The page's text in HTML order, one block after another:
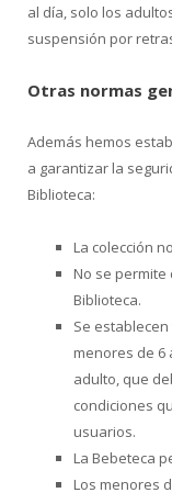
al día, solo los
suspensión por
Otras normas
Además hemos
a garantizar la
Biblioteca:
La colección
No se
Biblioteca.
Se
menores de 6
adulto, que
condiciones
usuarios.
La Bebeteca
Los menores